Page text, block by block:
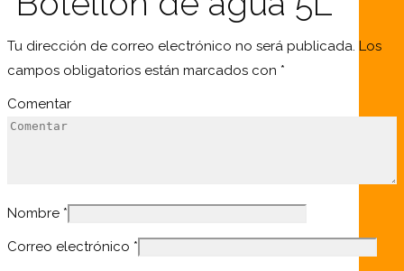
Tu dirección de correo electrónico no será publicada. Los
campos obligatorios están marcados con *
Comentar
Nombre *
Correo electrónico *